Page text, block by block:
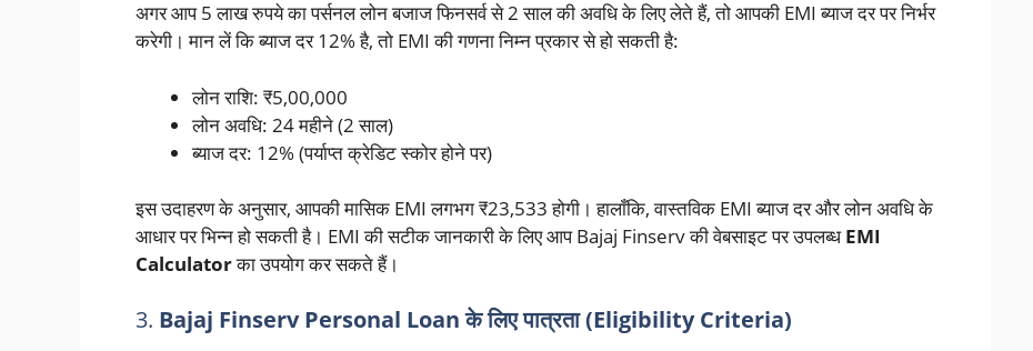
अगर आप 5 लाख रुपये का पर्सनल लोन बजाज फिनसर्व से 2 साल की अवधि के लिए लेते हैं, तो आपकी EMI ब्याज दर पर निर्भर
करेगी। मान लें कि ब्याज दर 12% है, तो EMI की गणना निम्न प्रकार से हो सकती है:
लोन राशि: ₹5,00,000
लोन अवधि: 24 महीने (2 साल)
ब्याज दर: 12% (पर्याप्त क्रेडिट स्कोर होने पर)
इस उदाहरण के अनुसार, आपकी मासिक EMI लगभग ₹23,533 होगी। हालाँकि, वास्तविक EMI ब्याज दर और लोन अवधि के
आधार पर भिन्न हो सकती है। EMI की सटीक जानकारी के लिए आप Bajaj Finserv की वेबसाइट पर उपलब्धEMI
Calculatorका उपयोग कर सकते हैं।
3. Bajaj Finserv Personal Loan के लिए पात्रता (Eligibility Criteria)